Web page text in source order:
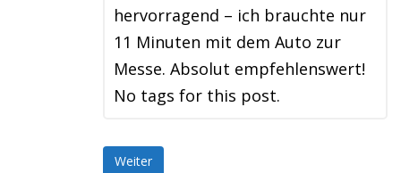
hervorragend – ich brauchte nur
11 Minuten mit dem Auto zur
Messe. Absolut empfehlenswert!
No tags for this post.
Weiter